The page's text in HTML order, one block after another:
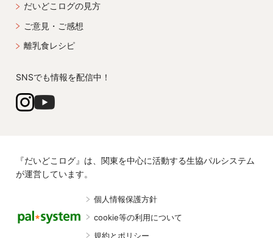
だいどこログの見方
ご意見・ご感想
離乳食レシピ
SNSでも情報を配信中！
『だいどこログ』は、関東を中心に活動する生協パルシステム
が運営しています。
個人情報保護方針
cookie等の利用について
規約とポリシー